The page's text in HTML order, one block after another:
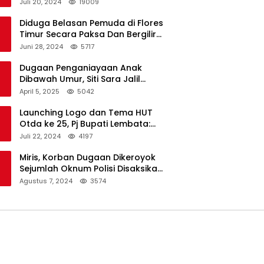
Diduga Belasan Pemuda di Flores
Timur Secara Paksa Dan Bergilir
Setubuhi Gadis di Bawah Umur
Juni 28, 2024 5717
Dugaan Penganiayaan Anak
Dibawah Umur, Siti Sara Jalil
Seorang Warga Desa Normal 1
April 5, 2025 5042
Launching Logo dan Tema HUT
Otda ke 25, Pj Bupati Lembata:
Tema ini Bukan Sekedar Refleksi
Juli 22, 2024 4197
Miris, Korban Dugaan Dikeroyok
Sejumlah Oknum Polisi Disaksikan
Istri
Agustus 7, 2024 3574